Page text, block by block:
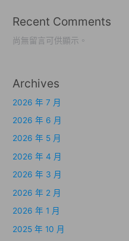
Recent Comments
尚無留言可供顯示。
Archives
2026 年 7 月
2026 年 6 月
2026 年 5 月
2026 年 4 月
2026 年 3 月
2026 年 2 月
2026 年 1 月
2025 年 10 月